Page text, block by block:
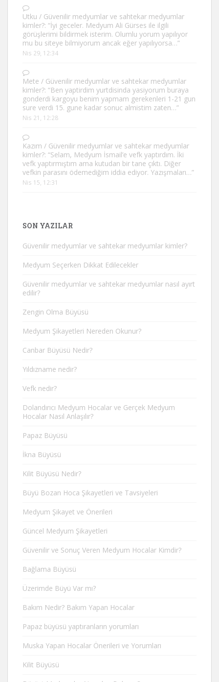
Utku / Güvenilir medyumlar ve sahtekar medyumlar
kimler?: “İyi geceler. Medyum Ali Gürses ile ilgili
görüşlerimi bildirmek isterim. Olumlu yorum yapılıyor
mu bu siteye bilmiyorum ancak eğer yapılıyorsa…”
Nis 29, 12:34
Mete / Güvenilir medyumlar ve sahtekar medyumlar
kimler?: “Ben yaptirdim yurtdisinda yasiyorum buraya
gonderdi kargoyu benim yapmam gerekenleri 1-21 gun
sure verdi 15. gune kadar sonuc almistim zaten…”
Nis 21, 12:28
Kazım / Güvenilir medyumlar ve sahtekar medyumlar
kimler?: “Selam, Medyum İsmail’e vefk yaptırdım. İki
vefk yaptırmıştım ama kutudan bir tane çıktı. Diğer
vefkin parasını ödemediğim iddia ediyor. Yazışmaları…”
Nis 15, 12:31
SON YAZILAR
Güvenilir medyumlar ve sahtekar medyumlar kimler?
Medyum Seçerken Dikkat Edilecekler
Güvenilir medyumlar ve sahtekar medyumlar nasıl ayırt
edilir?
Zengin Olma Büyüsü
Medyum Şikayetleri Nereden Okunur?
Canbar Büyüsü Nedir?
Yıldızname nedir?
Vefk nedir?
Dolandırıcı Medyum Hocalar ve Gerçek Medyum
Hocalar Nasıl Anlaşılır?
Papaz Büyüsü
İkna Büyüsü
Kilit Büyüsü Nedir?
Büyü Bozan Hoca Şikayetleri ve Tavsiyeleri
Medyum Şikayet ve Önerileri
Güncel Medyum Şikayetleri
Güvenilir ve Sonuç Veren Medyum Hocalar Kimdir?
Bağlama Büyüsü
Üzerimde Büyü Var mı?
Bakım Nedir? Bakım Yapan Hocalar
Papaz büyüsü yaptıranların yorumları
Muska Yapan Hocalar Önerileri ve Yorumları
Kilit Büyüsü